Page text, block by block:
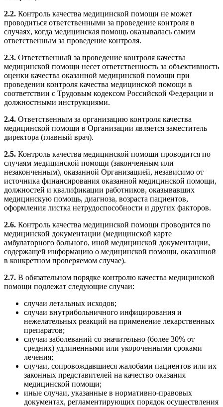
2.2. Контроль качества медицинской помощи не может
проводиться ответственными за проведение контроля в
случаях, когда медицинская помощь оказывалась самим
ответственным за проведение контроля.
2.3. Ответственный за проведение контроля качества
медицинской помощи несет ответственность за объективность
оценки качества оказанной медицинской помощи при
проведении контроля качества медицинской помощи в
соответствии с Трудовым кодексом Российской Федерации и
должностными инструкциями.
2.4. Ответственным за организацию контроля качества
медицинской помощи в Организации является заместитель
директора (главный врач).
2.5. Контроль качества медицинской помощи проводится по
случаям медицинской помощи (законченным или
незаконченным), оказанной Организацией, независимо от
источника финансирования оказанной медицинской помощи,
должностей и квалификации работников, оказывавших
медицинскую помощь, диагноза, возраста пациентов,
оформления листка нетрудоспособности и других факторов.
2.6. Контроль качества медицинской помощи проводится по
медицинской документации (медицинской карте
амбулаторного больного, иной медицинской документации,
содержащей информацию о медицинской помощи, оказанной
в конкретном проверяемом случае).
2.7. В обязательном порядке контролю качества медицинской
помощи подлежат следующие случаи:
случаи летальных исходов;
случаи внутрибольничного инфицирования и
нежелательных реакций на применение лекарственных
препаратов;
случаи заболеваний со значительно (более 30% от
средних) удлиненными или укороченными сроками
лечения;
случаи, сопровождавшиеся жалобами пациентов или их
законных представителей на качество оказания
медицинской помощи;
иные случаи, указанные в нормативно-правовых
документах, регламентирующих порядок осуществления